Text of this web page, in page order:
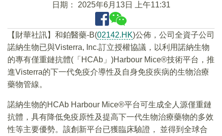
日期： 2025年6月13日 上午11:31
【財華社訊】和鉑醫藥-B(02142.HK)公佈，公司全資子公司
諾納生物已與Visterra, Inc.訂立授權協議，以利用諾納生物
的專有僅重鏈抗體(「HCAb」)Harbour Mice®技術平台，推
進Visterra的下一代免疫介導性及自身免疫疾病的生物治療
藥物管線。
諾納生物的HCAb Harbour Mice®平台可生成全人源僅重鏈
抗體，具有降低免疫原性及提高下一代生物治療藥物的多效
性等主要優勢。該創新平台已獲臨床驗證， 並得到全球合